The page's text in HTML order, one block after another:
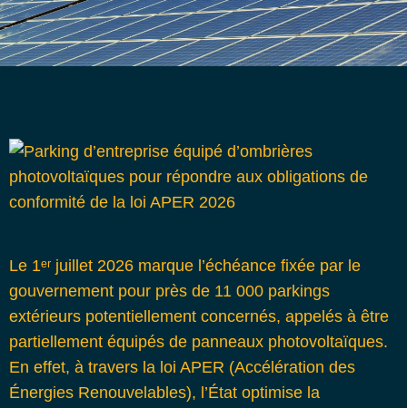
Le 1ᵉʳ juillet 2026 marque l’échéance fixée par le
gouvernement pour près de 11 000 parkings
extérieurs potentiellement concernés, appelés à être
partiellement équipés de panneaux photovoltaïques.
En effet, à travers la loi APER (Accélération des
Énergies Renouvelables), l’État optimise la